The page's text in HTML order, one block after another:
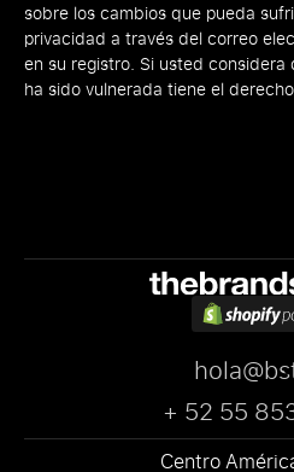
sobre los cambios que pueda
privacidad a través del correo
en su registro. Si usted
ha sido vulnerada tiene el
+ 52 55
Centro